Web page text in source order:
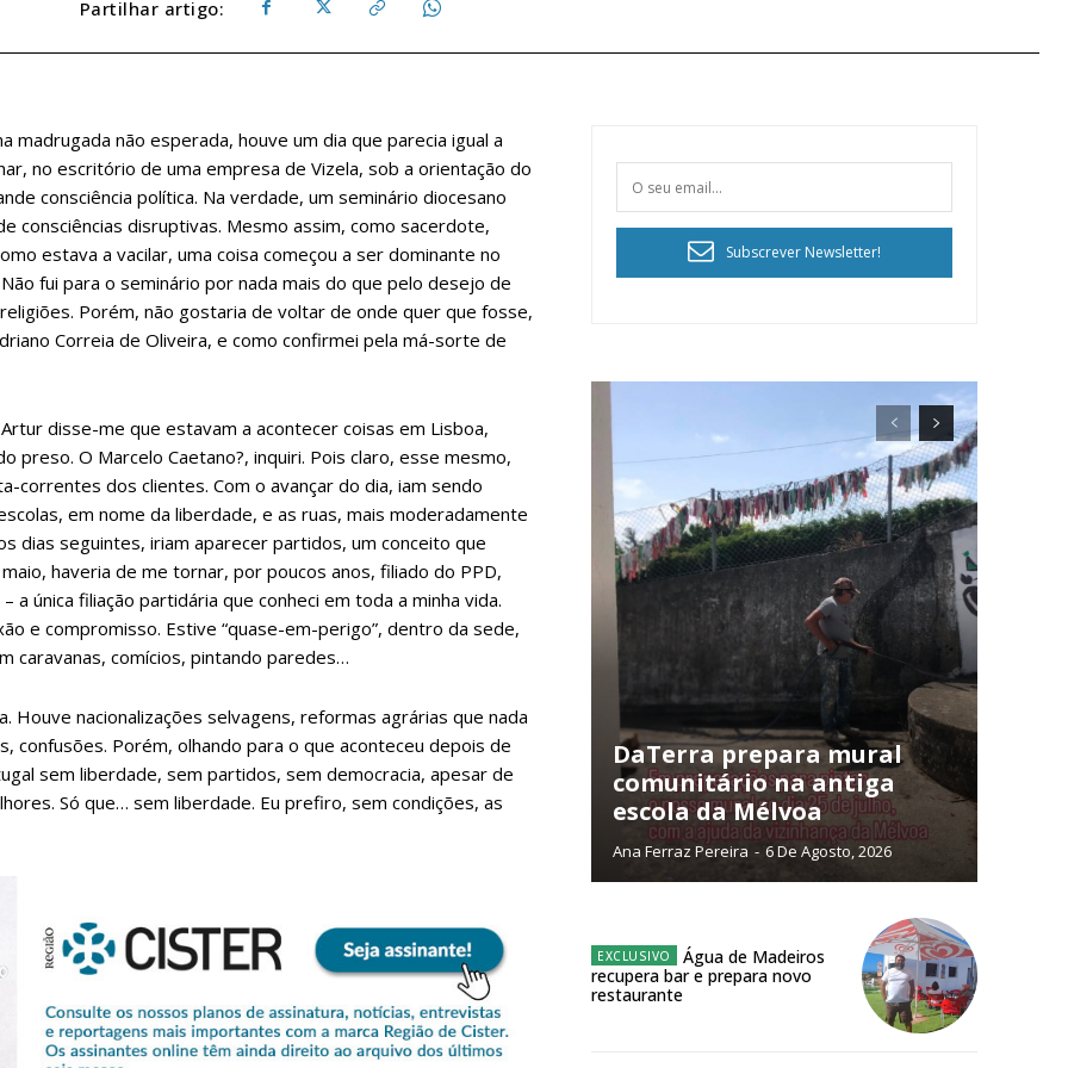
de Assinatura
assinante do Região de Cister e ajude-nos a manter este serviço público!
Sendo assinante terá acesso a todos os conteúdos exclusivos e versões digitais.
Escolha o plano de assinatura desejado:
Partilhar artigo:
não esperada, houve um dia que parecia igual a
no escritório de uma empresa de Vizela, sob a orientação do
consciência política. Na verdade, um seminário diocesano
consciências disruptivas. Mesmo assim, como sacerdote,
estava a vacilar, uma coisa começou a ser dominante no
fui para o seminário por nada mais do que pelo desejo de
Porém, não gostaria de voltar de onde quer que fosse,
Correia de Oliveira, e como confirmei pela má-sorte de
disse-me que estavam a acontecer coisas em Lisboa,
preso. O Marcelo Caetano?, inquiri. Pois claro, esse mesmo,
correntes dos clientes. Com o avançar do dia, iam sendo
em nome da liberdade, e as ruas, mais moderadamente
dias seguintes, iriam aparecer partidos, um conceito que
haveria de me tornar, por poucos anos, filiado do PPD,
única filiação partidária que conheci em toda a minha vida.
e compromisso. Estive “quase-em-perigo”, dentro da sede,
caravanas, comícios, pintando paredes…
nacionalizações selvagens, reformas agrárias que nada
Porém, olhando para o que aconteceu depois de
sem liberdade, sem partidos, sem democracia, apesar de
Só que… sem liberdade. Eu prefiro, sem condições, as
Subscrever Newsletter!
DaTerra prepara mural
comunitário na antiga
escola da Mélvoa
Ana Ferraz Pereira - 6 De Agosto, 2026
Água de Madeiros
recupera bar e prepara novo
restaurante